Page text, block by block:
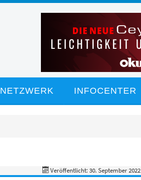
NETZWERK INFOCENTER
Veröffentlicht: 30. September 2022